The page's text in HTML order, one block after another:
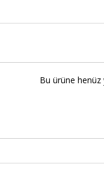
Bu ürüne henüz